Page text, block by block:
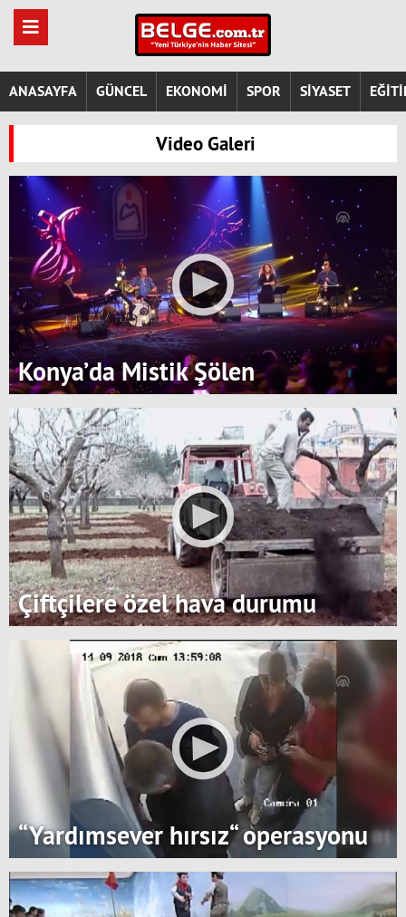
ANASAYFA GÜNCEL EKONOMİ SPOR SİYASET
Video Galeri
Konya’da Mistik Şölen
Çiftçilere özel hava durumu
“Yardımsever hırsız“ operasyonu